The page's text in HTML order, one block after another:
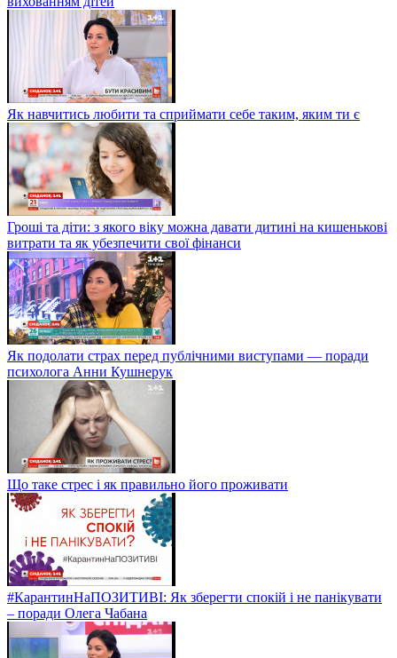
Як навчитись любити та сприймати себе таким, яким ти є
Гроші та діти: з якого віку можна давати дитині на кишенькові
витрати та як убезпечити свої фінанси
Як подолати страх перед публічними виступами — поради
психолога Анни Кушнерук
Що таке стрес і як правильно його проживати
#КарантинНаПОЗИТИВІ: Як зберегти спокій і не панікувати
– поради Олега Чабана